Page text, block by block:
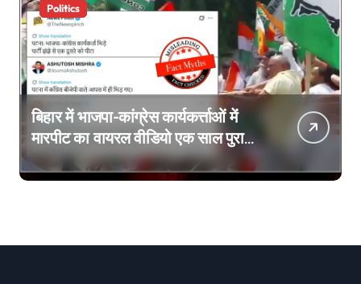
Politics
बिहार में भाजपा-कांग्रेस कार्यकर्त्ताओं में
मारपीट का वायरल वीडियो एक साल पुराना
है